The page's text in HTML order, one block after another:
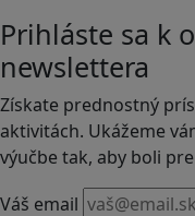
Prihláste sa k
newslettera
Získate prednostný
aktivitách. Ukážeme
výučbe tak, aby boli
Váš email